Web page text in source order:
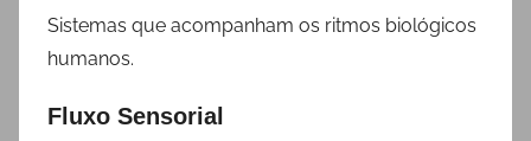
Sistemas que acompanham os ritmos biológicos
humanos.
Fluxo Sensorial